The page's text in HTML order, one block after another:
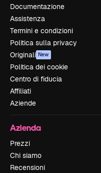
Documentazione
Assistenza
Termini e condizioni
Politica sulla privacy
Originali New
Politica dei cookie
Centro di fiducia
Affiliati
Aziende
Azienda
Prezzi
Chi siamo
Recensioni